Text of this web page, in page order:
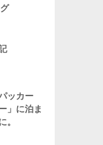
ッカー
」に泊ま
。